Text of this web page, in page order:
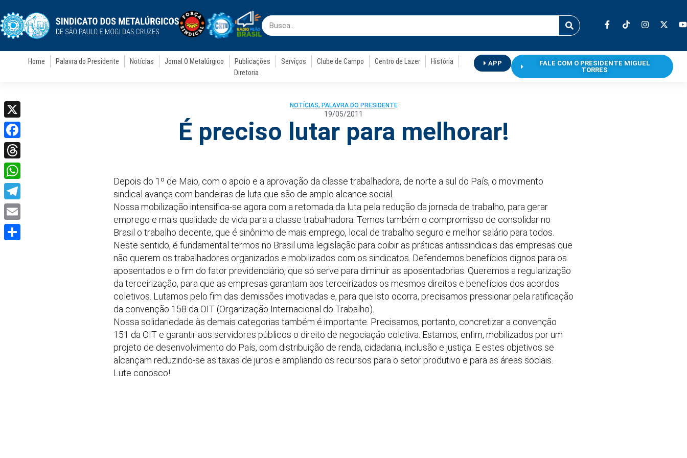
Home Palavra do Presidente Notícias Jornal O Metalúrgico Publicações Serviços Clube de Campo Centro de Lazer
História
Diretoria
APP
FALE COM O PRESIDENTE MIGUEL
TORRES
NOTÍCIAS, PALAVRA DO PRESIDENTE
19/05/2011
É preciso lutar para melhorar!
Depois do 1º de Maio, com o apoio e a aprovação da classe trabalhadora, de norte a sul do País, o movimento
sindical avança com bandeiras de luta que são de amplo alcance social.
Nossa mobilização intensifica-se agora com a retomada da luta pela redução da jornada de trabalho, para gerar
emprego e mais qualidade de vida para a classe trabalhadora. Temos também o compromisso de consolidar no
Brasil o trabalho decente, que é sinônimo de mais emprego, local de trabalho seguro e melhor salário para todos.
Neste sentido, é fundamental termos no Brasil uma legislação para coibir as práticas antissindicais das empresas que
não querem os trabalhadores organizados e mobilizados com os sindicatos. Defendemos benefícios dignos para os
aposentados e o fim do fator previdenciário, que só serve para diminuir as aposentadorias. Queremos a regularização
da terceirização, para que as empresas garantam aos terceirizados os mesmos direitos e benefícios dos acordos
coletivos. Lutamos pelo fim das demissões imotivadas e, para que isto ocorra, precisamos pressionar pela ratificação
da convenção 158 da OIT (Organização Internacional do Trabalho).
Nossa solidariedade às demais categorias também é importante. Precisamos, portanto, concretizar a convenção
151 da OIT e garantir aos servidores públicos o direito de negociação coletiva. Estamos, enfim, mobilizados por um
projeto de desenvolvimento do País, com distribuição de renda, cidadania, inclusão e justiça. E estes objetivos se
alcançam reduzindo-se as taxas de juros e ampliando os recursos para o setor produtivo e para as áreas sociais.
Lute conosco!
X
Facebook
Threads
WhatsApp
Telegram
Email